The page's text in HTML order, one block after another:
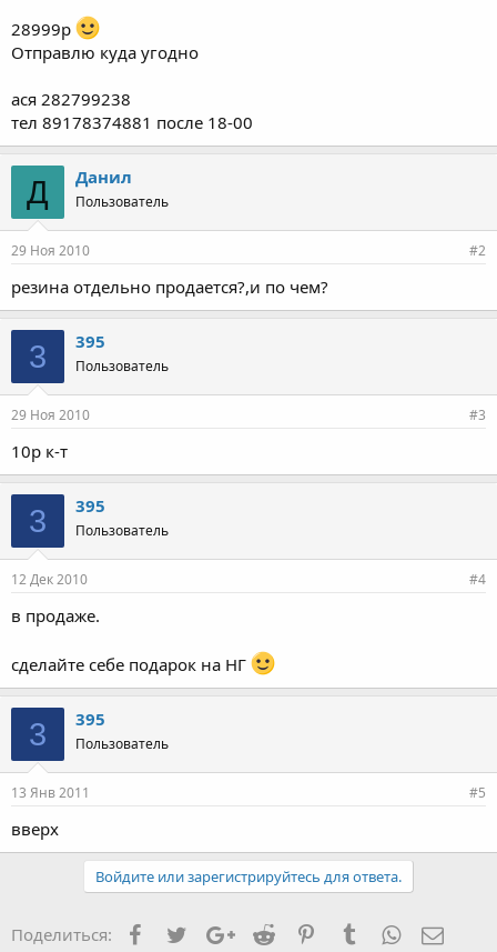
28999р
Отправлю куда угодно
ася 282799238
тел 89178374881 после 18-00
Д Данил
Пользователь
29 Ноя 2010 #2
резина отдельно продается?,и по чем?
3 395
Пользователь
29 Ноя 2010 #3
10р к-т
3 395
Пользователь
12 Дек 2010 #4
в продаже.
сделайте себе подарок на НГ
3 395
Пользователь
13 Янв 2011 #5
вверх
Войдите или зарегистрируйтесь для ответа.
Поделиться: FacebookTwitterGoogle+
Reddit PinterestTumblrWhatsApp